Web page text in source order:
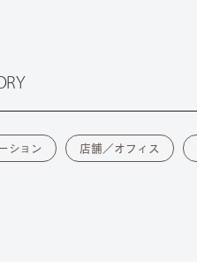
ション 店舗／オフィス